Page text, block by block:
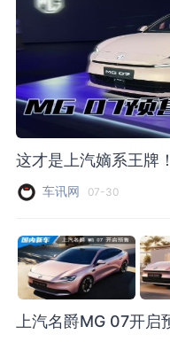
这才是上汽嫡系王牌
车讯网 07-30
上汽名爵MG 07开启